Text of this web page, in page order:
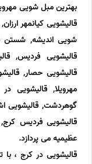
بهترین مبل شویی
قالیشویی کیانمهر
شویی اندیشه, شستن
قالیشویی فردیس,
قالیشویی حصار,
مهرویلا, قالیشویی
گوهردشت, قالیشویی
قالیشویی فردیس کرج,
عظیمیه می پردازد.
قالیشویی در کرج ، با